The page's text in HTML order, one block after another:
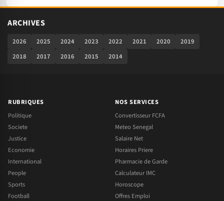
ARCHIVES
2026 2025 2024 2023 2022 2021 2020
2019
2018
2017 2016 2015 2014
RUBRIQUES
Politique
Societe
Justice
Economie
International
People
Sports
Football
NOS SERVICES
Convertisseur FCFA
Meteo Senegal
Salaire Net
Horaires Priere
Pharmacie de Garde
Calculateur IMC
Horoscope
Offres Emploi